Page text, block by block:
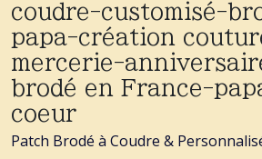
coudre-customisé-
papa-création
mercerie-
brodé en France-
coeur
Patch Brodé à Coudre &